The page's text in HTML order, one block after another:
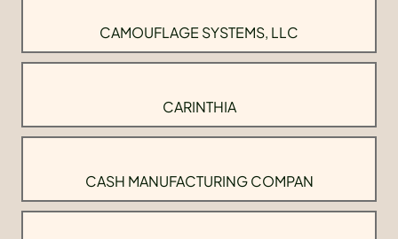
CAMOUFLAGE SYSTEMS, LLC
CARINTHIA
CASH MANUFACTURING COMPAN